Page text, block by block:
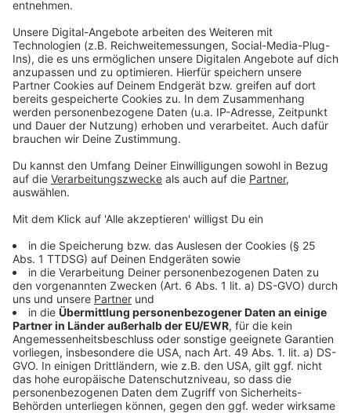
Anzeige
Ermittlungen nach Derbyausschreitungen schreiten
voran
Haftstrafen für Messerattacke in Quettingen
Leverkusen: Krankenhäuser profitieren von geplanter
Reform
Anzeige
Anzeige